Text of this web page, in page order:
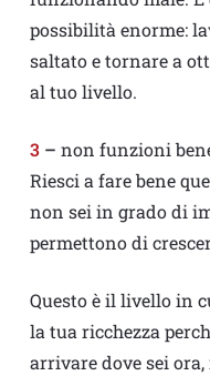
possibilità enorme:
saltato e tornare a
al tuo livello.
3– non funzioni
Riesci a fare bene
non sei in grado di
permettono di
Questo è il livello in
la tua ricchezza
arrivare dove sei